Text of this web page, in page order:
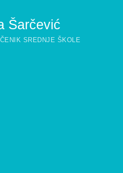
Šarčević
SREDNJE ŠKOLE